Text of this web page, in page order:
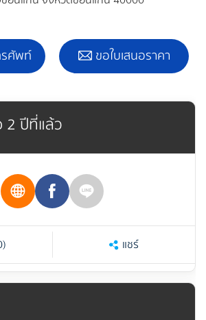
รศัพท์ ขอใบเสนอราคา
2 ปีที่แล้ว
แชร์